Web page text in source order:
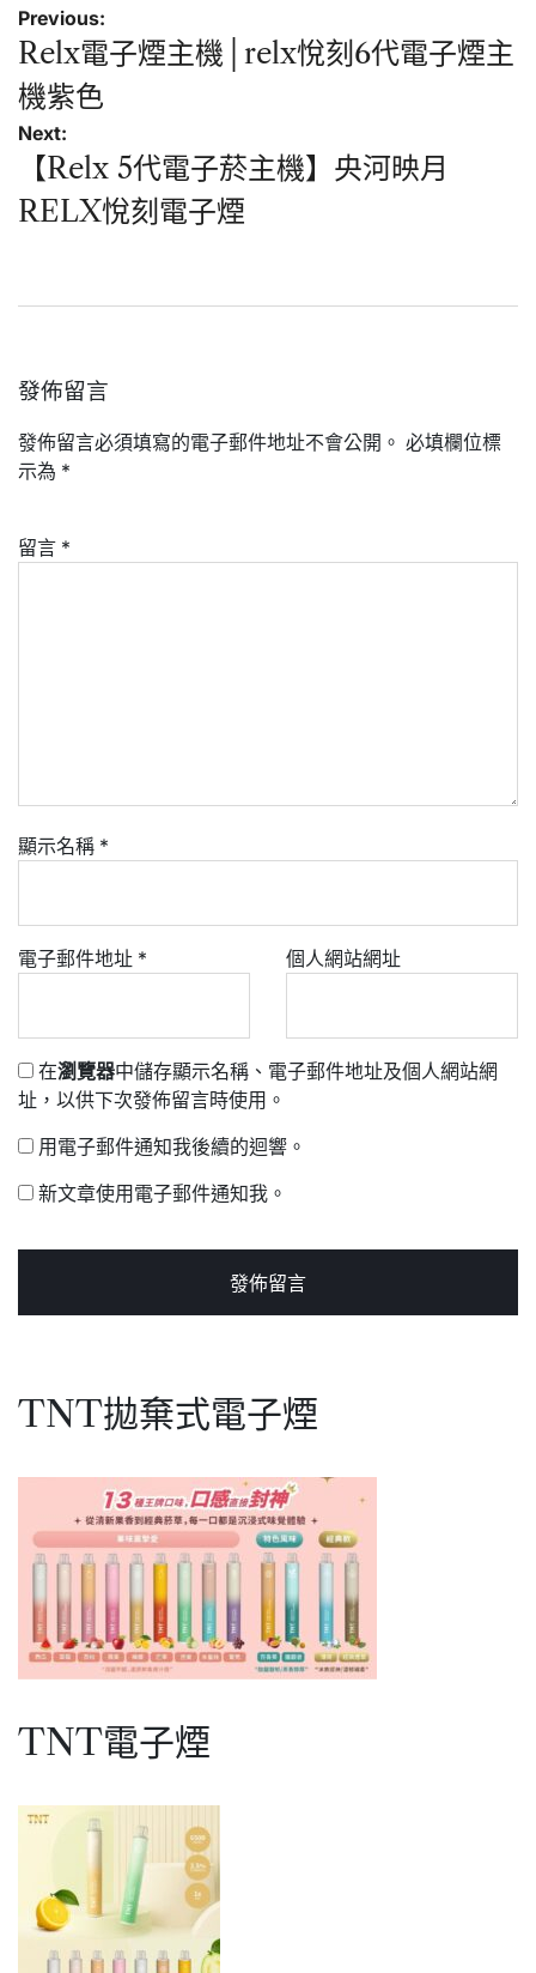
文
章
導
覽
Previous:
Relx電子煙主機│relx悅刻6代電子煙主
機紫色
Next:
【Relx 5代電子菸主機】央河映月
RELX悅刻電子煙
發佈留言
發佈留言必須填寫的電子郵件地址不會公開。 必填欄位標
示為 *
留言 *
顯示名稱 *
電子郵件地址 * 個人網站網址
在瀏覽器中儲存顯示名稱、電子郵件地址及個人網站網
址，以供下次發佈留言時使用。
用電子郵件通知我後續的迴響。
新文章使用電子郵件通知我。
TNT拋棄式電子煙
TNT電子煙